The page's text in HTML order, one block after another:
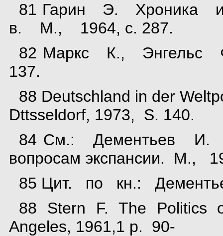
81 Гарин Э. Хроника
в. М., 1964, с. 287.
82 Маркс К., Энгельс
137.
88 Deutschland in der
Dttsseldorf, 1973, S. 140.
84 См.: Дементьев И.
вопросам экспансии. М.,
85 Цит. по кн.:
88 Stern F. The Politics
Angeles, 1961,1 p. 90-